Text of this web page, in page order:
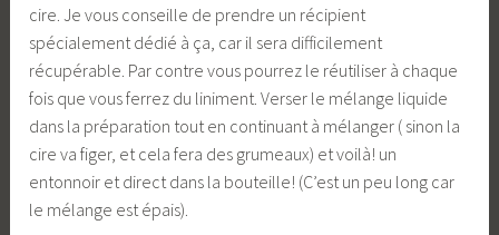
cire. Je vous conseille de prendre un récipient
spécialement dédié à ça, car il sera difficilement
récupérable. Par contre vous pourrez le réutiliser à chaque
fois que vous ferrez du liniment. Verser le mélange liquide
dans la préparation tout en continuant à mélanger ( sinon la
cire va figer, et cela fera des grumeaux) et voilà! un
entonnoir et direct dans la bouteille! (C’est un peu long car
le mélange est épais).